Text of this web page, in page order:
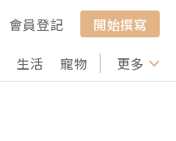
會員登記
開始撰寫
生活 寵物 行山 打卡
更多